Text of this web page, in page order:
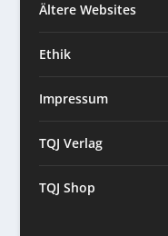
Ältere Websites
Ethik
Impressum
TQJ Verlag
TQJ Shop